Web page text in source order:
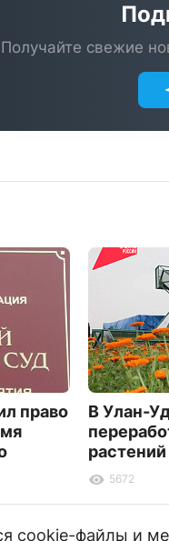
Получайте свежие
право
В Улан-
растений
5672
cookie-файлы и